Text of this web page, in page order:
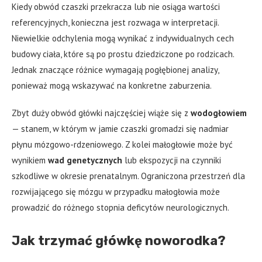
Kiedy obwód czaszki przekracza lub nie osiąga wartości
referencyjnych, konieczna jest rozwaga w interpretacji.
Niewielkie odchylenia mogą wynikać z indywidualnych cech
budowy ciała, które są po prostu dziedziczone po rodzicach.
Jednak znaczące różnice wymagają pogłębionej analizy,
ponieważ mogą wskazywać na konkretne zaburzenia.
Zbyt duży obwód główki najczęściej wiąże się z wodogłowiem
— stanem, w którym w jamie czaszki gromadzi się nadmiar
płynu mózgowo-rdzeniowego. Z kolei małogłowie może być
wynikiem wad genetycznych lub ekspozycji na czynniki
szkodliwe w okresie prenatalnym. Ograniczona przestrzeń dla
rozwijającego się mózgu w przypadku małogłowia może
prowadzić do różnego stopnia deficytów neurologicznych.
Jak trzymać główkę noworodka?